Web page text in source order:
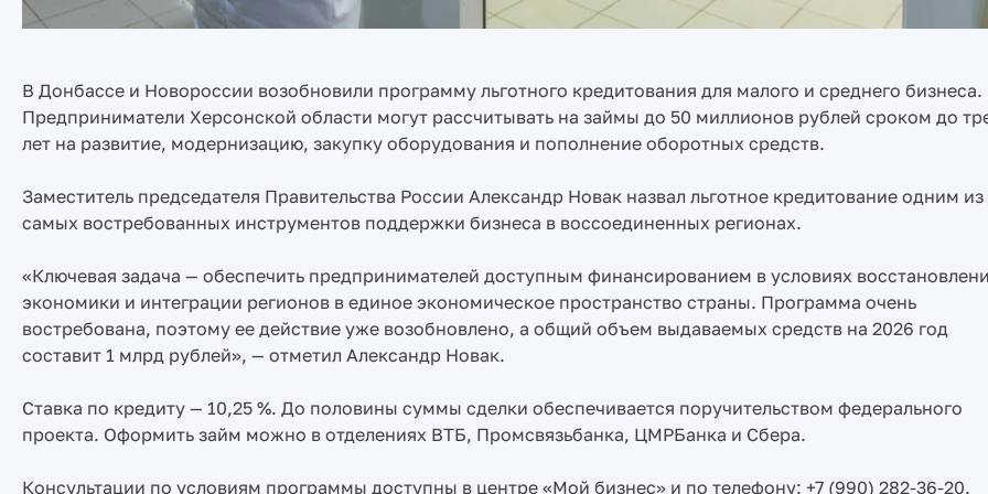
В Донбассе и Новороссии возобновили программу льготного кредитования для малого и среднего бизнеса.
Предприниматели Херсонской области могут рассчитывать на займы до 50 миллионов рублей сроком до
лет на развитие, модернизацию, закупку оборудования и пополнение оборотных средств.
Заместитель председателя Правительства России Александр Новак назвал льготное кредитование одним из
самых востребованных инструментов поддержки бизнеса в воссоединенных регионах.
«Ключевая задача — обеспечить предпринимателей доступным финансированием в условиях
экономики и интеграции регионов в единое экономическое пространство страны. Программа очень
востребована, поэтому ее действие уже возобновлено, а общий объем выдаваемых средств на 2026 год
составит 1 млрд рублей», — отметил Александр Новак.
Ставка по кредиту — 10,25 %. До половины суммы сделки обеспечивается поручительством федерального
проекта. Оформить займ можно в отделениях ВТБ, Промсвязьбанка, ЦМРБанка и Сбера.
Консультации по условиям программы доступны в центре «Мой бизнес» и по телефону: +7 (990) 282-36-20.